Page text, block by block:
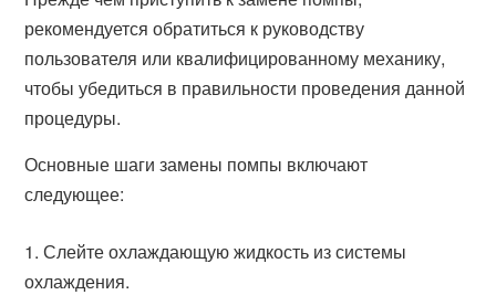
рекомендуется обратиться к руководству
пользователя или квалифицированному механику,
чтобы убедиться в правильности проведения данной
процедуры.
Основные шаги замены помпы включают
следующее:
Слейте охлаждающую жидкость из системы
охлаждения.